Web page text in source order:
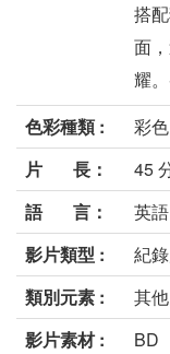
搭
面
耀
色彩種類 :
彩
片 長：
45
語 言：
英語
影片類型 :
紀
類別元素 :
其他
影片素材 :
BD